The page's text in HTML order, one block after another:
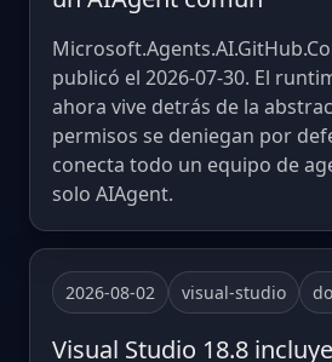
publicó el 2026-07-30. El
ahora vive detrás de la
permisos se deniegan por
conecta todo un equipo de
solo AIAgent.
2026-08-02 visual-studio
Visual Studio 18.8